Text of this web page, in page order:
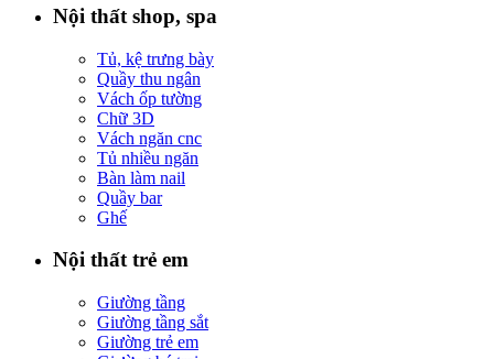
Nội thất shop, spa
Tủ, kệ trưng bày
Quầy thu ngân
Vách ốp tường
Chữ 3D
Vách ngăn cnc
Tủ nhiều ngăn
Bàn làm nail
Quầy bar
Ghế
Nội thất trẻ em
Giường tầng
Giường tầng sắt
Giường trẻ em